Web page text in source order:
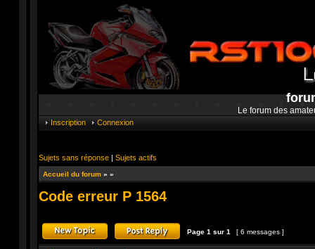
Le forum des
Inscription Connexion
Sujets sans réponse | Sujets actifs
Accueil du forum » »
Code erreur P 1564
Publier un nouveau sujetRépondre au sujet
Page 1 sur 1 [ 6 messages ]